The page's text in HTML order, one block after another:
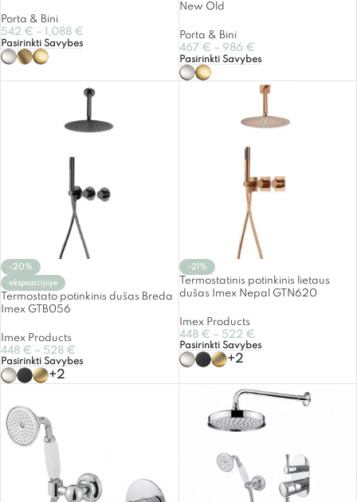
Porta & Bini
542 € – 1,088 €
Pasirinkti Savybes
New Old
Porta & Bini
467 € – 986 €
Pasirinkti Savybes
-20%
ekspozicijoje
Termostato potinkinis dušas Breda
Imex GTB056
Imex Products
448 € – 528 €
Pasirinkti Savybes
+2
-21%
Termostatinis potinkinis lietaus
dušas Imex Nepal GTN620
Imex Products
448 € – 522 €
Pasirinkti Savybes
+2